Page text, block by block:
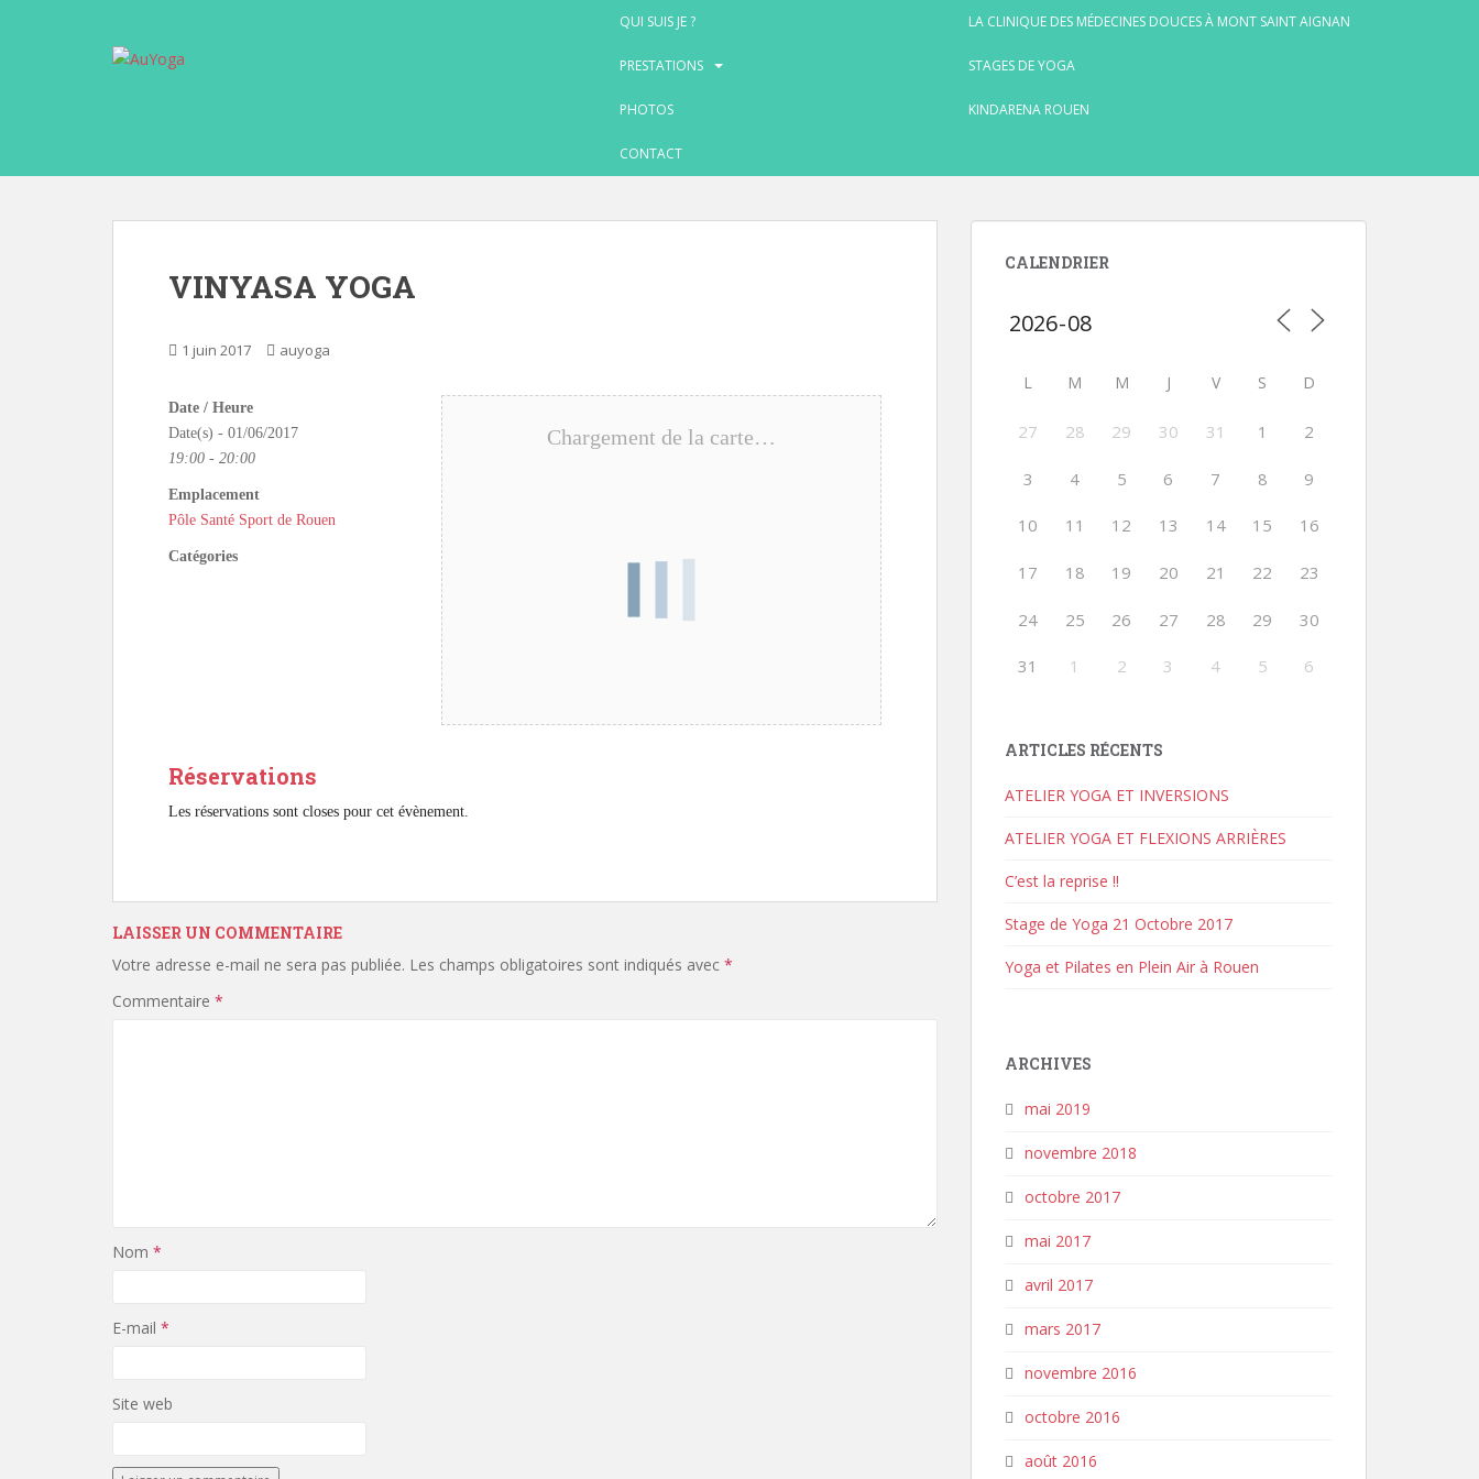
QUI SUIS JE ?
PRESTATIONS
PHOTOS
CONTACT
LA CLINIQUE DES MÉDECINES DOUCES À MONT SAINT AIGNAN
STAGES DE YOGA
KINDARENA ROUEN
VINYASA YOGA
1 juin 2017 auyoga
Chargement de la carte…
Date / Heure
Date(s) - 01/06/2017
19:00 - 20:00
Emplacement
Pôle Santé Sport de Rouen
Catégories
Réservations
Les réservations sont closes pour cet évènement.
LAISSER UN COMMENTAIRE
Votre adresse e-mail ne sera pas publiée. Les champs obligatoires sont indiqués avec *
Commentaire *
Nom *
E-mail *
Site web
CALENDRIER
L M M J V S D
27 28 29 30 31 1 2
3 4 5 6 7 8 9
10 11 12 13 14 15 16
17 18 19 20 21 22 23
24 25 26 27 28 29 30
31 1 2 3 4 5 6
ARTICLES RÉCENTS
ATELIER YOGA ET INVERSIONS
ATELIER YOGA ET FLEXIONS ARRIÈRES
C’est la reprise !!
Stage de Yoga 21 Octobre 2017
Yoga et Pilates en Plein Air à Rouen
ARCHIVES
mai 2019
novembre 2018
octobre 2017
mai 2017
avril 2017
mars 2017
novembre 2016
octobre 2016
août 2016